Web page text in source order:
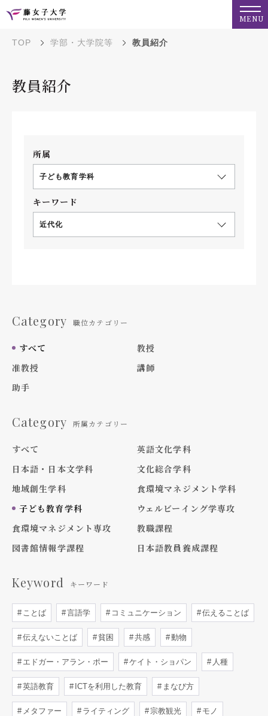
MENU
TOP 学部・大学院等 教員紹介
教員紹介
所属
子ども教育学科
キーワード
近代化
Category 職位カテゴリー
すべて
教授
准教授
講師
助手
Category 所属カテゴリー
すべて
英語文化学科
日本語・日本文学科
文化総合学科
地域創生学科
食環境マネジメント学科
子ども教育学科
ウェルビーイング学専攻
食環境マネジメント専攻
教職課程
図書館情報学課程
日本語教員養成課程
Keyword キーワード
ことば 言語学 コミュニケーション 伝えることば
伝えないことば 貧困 共感 動物
エドガー・アラン・ポー ケイト・ショパン 人種
英語教育 ICTを利用した教育 まなび方
メタファー ライティング 宗教観光 モノ